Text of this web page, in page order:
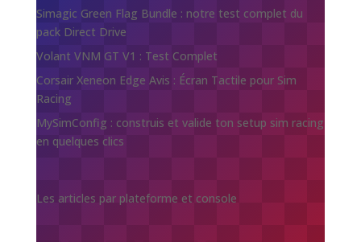
Simagic Green Flag Bundle : notre test complet du
pack Direct Drive
Volant VNM GT V1 : Test Complet
Corsair Xeneon Edge Avis : Écran Tactile pour Sim
Racing
MySimConfig : construis et valide ton setup sim racing
en quelques clics
Les articles par plateforme et console